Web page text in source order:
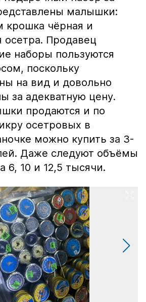
малышки:
крошка чёрная и
осетра. Продавец
наборы пользуются
поскольку
на вид и довольно
за адекватную цену.
продаются и по
осетровых в
можно купить за 3-
Даже следуют объёмы
6, 10 и 12,5 тысячи.